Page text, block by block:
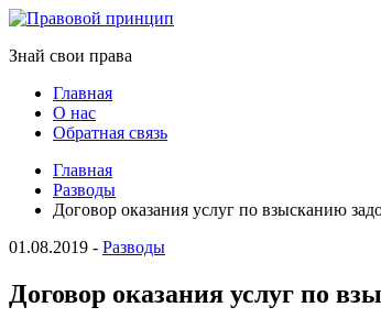
Знай свои права
Главная
О нас
Обратная связь
Главная
Разводы
Договор оказания услуг по взысканию
01.08.2019 - Разводы
Договор оказания услуг по